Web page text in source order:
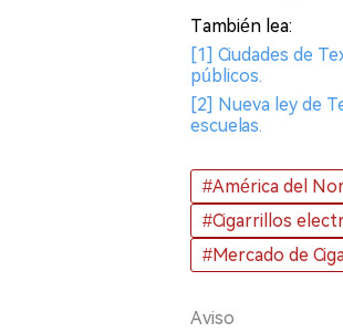
También lea:
[1] Ciudades de
públicos.
[2] Nueva ley de
escuelas.
#América del
#Cigarrillos
#Mercado de
Aviso